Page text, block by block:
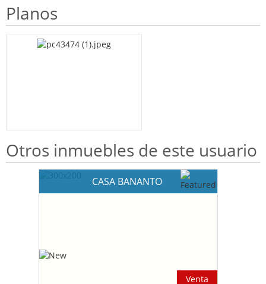
Planos
Otros inmuebles de este usuario
CASA BANANTO
Venta